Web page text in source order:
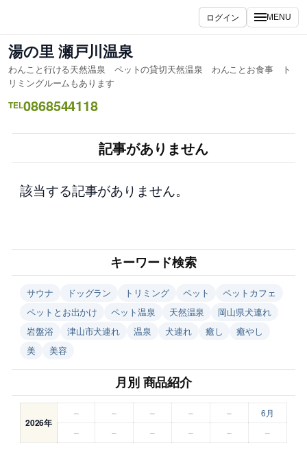
を
ス
キ
ッ
プ
ログイン MENU
湯の里 瀬戸川温泉
わんこと行ける天然温泉 ペットの貸切天然温泉 わんことお食事 ト
リミングルームもあります
TEL0868544118
記事がありません
該当する記事がありません。
キーワード検索
サウナ ドッグラン トリミング ペット
ペットカフェ
ペットとお出かけ
ペット温泉 天然温泉
岡山県犬連れ
岩盤浴
津山市犬連れ 温泉 犬連れ 癒し
癒やし
美
美容
月別 商品紹介
2026年
– – – – –
6月
–
– – – – –